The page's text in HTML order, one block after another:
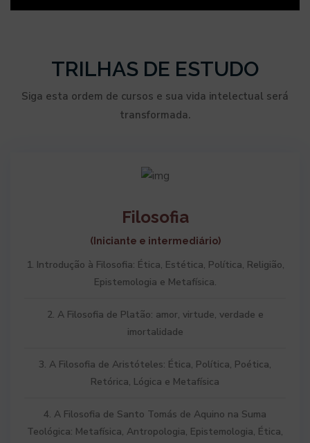
TRILHAS DE ESTUDO
Siga esta ordem de cursos e sua vida intelectual será
transformada.
Filosofia
(Iniciante e intermediário)
1. Introdução à Filosofia: Ética, Estética, Política, Religião,
Epistemologia e Metafísica.
2. A Filosofia de Platão: amor, virtude, verdade e
imortalidade
3. A Filosofia de Aristóteles: Ética, Política, Poética,
Retórica, Lógica e Metafísica
4. A Filosofia de Santo Tomás de Aquino na Suma
Teológica: Metafísica, Antropologia, Epistemologia, Ética,